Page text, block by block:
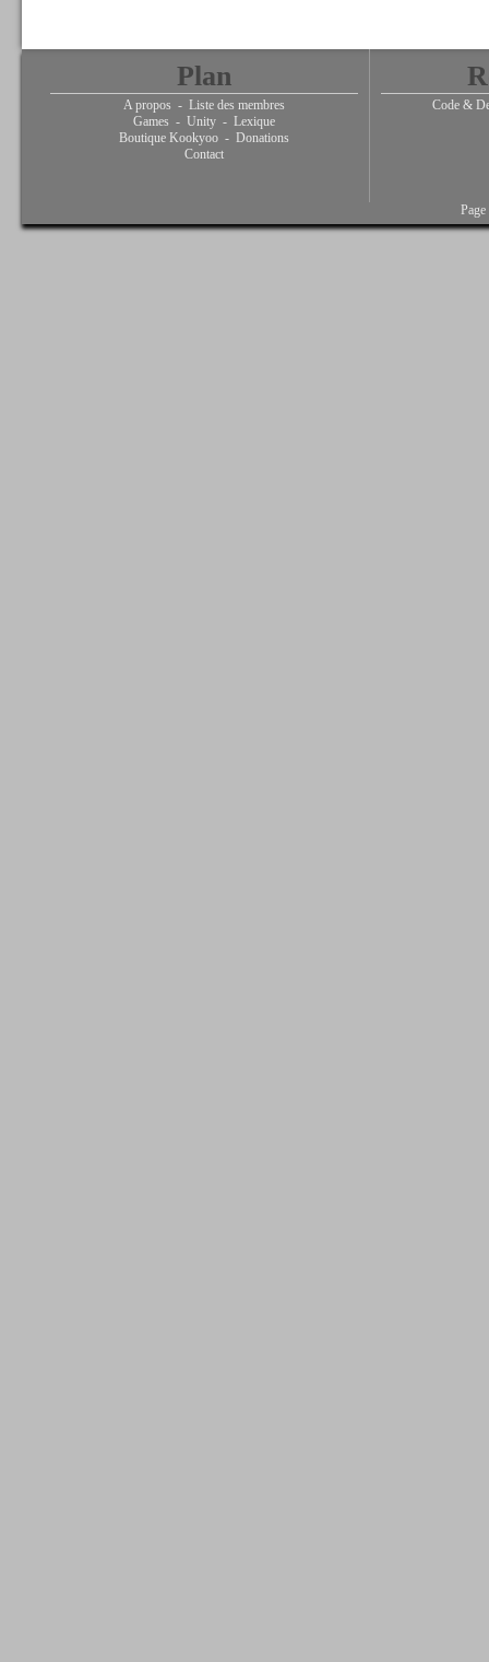
Plan
A propos - Liste des membres
Games - Unity - Lexique
Boutique Kookyoo - Donations
Contact
Code &